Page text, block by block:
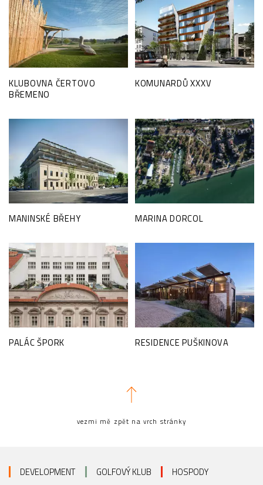
KLUBOVNA ČERTOVO
BŘEMENO
KOMUNARDŮ XXXV
MANINSKÉ BŘEHY MARINA DORCOL
PALÁC ŠPORK RESIDENCE PUŠKINOVA
vezmi mě zpět na vrch stránky
DEVELOPMENT GOLFOVÝ KLUB HOSPODY